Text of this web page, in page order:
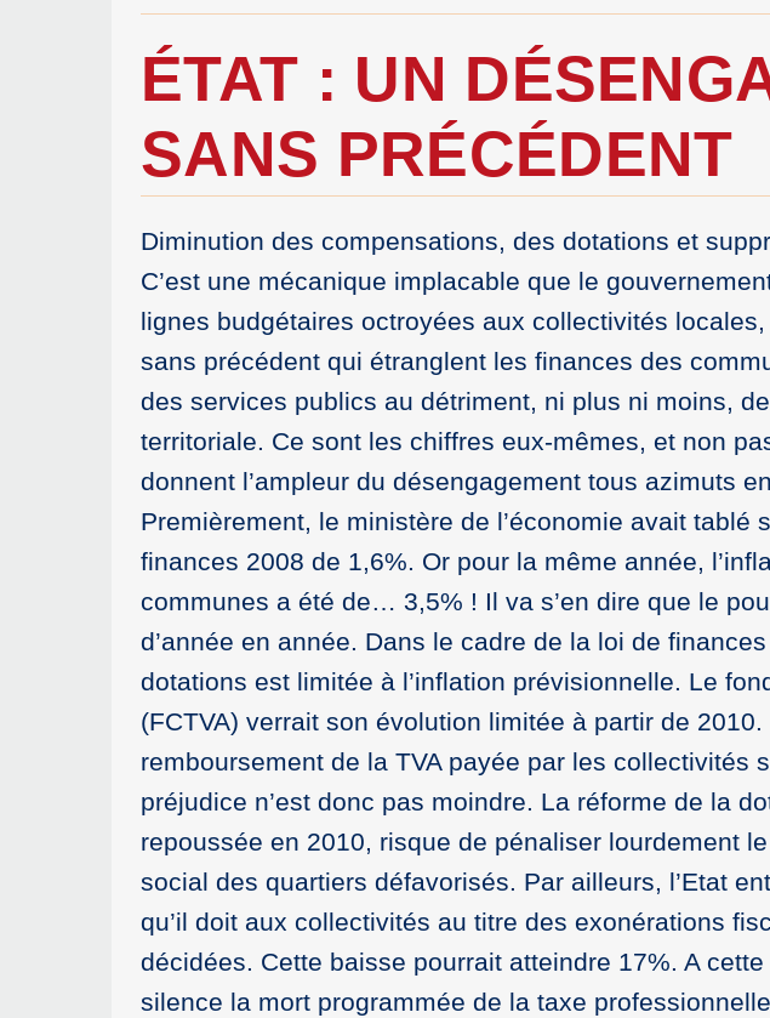
ÉTAT : UN
SANS PRÉCÉDENT
Diminution des compensations, des dotations et
C’est une mécanique implacable que le
lignes budgétaires octroyées aux collectivités
sans précédent qui étranglent les finances des
des services publics au détriment, ni plus ni moins,
territoriale. Ce sont les chiffres eux-mêmes, et non
donnent l’ampleur du désengagement tous azimuts
Premièrement, le ministère de l’économie avait tablé
finances 2008 de 1,6%. Or pour la même année,
communes a été de… 3,5% ! Il va s’en dire que le
d’année en année. Dans le cadre de la loi de
dotations est limitée à l’inflation prévisionnelle. Le
(FCTVA) verrait son évolution limitée à partir de 2010.
remboursement de la TVA payée par les collectivités
préjudice n’est donc pas moindre. La réforme de la
repoussée en 2010, risque de pénaliser lourdement
social des quartiers défavorisés. Par ailleurs, l’Etat
qu’il doit aux collectivités au titre des exonérations
décidées. Cette baisse pourrait atteindre 17%. A
silence la mort programmée de la taxe